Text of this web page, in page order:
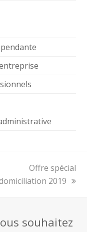
next
post:
Offre spécial
2019
souhaitez